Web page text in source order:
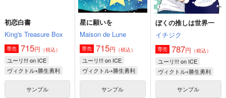
初恋白書
King's Treasure Box
専売 715円 （税込）
ユーリ!!! on ICE
ヴィクトル×勝生勇利
サンプル
星に願いを
Maison de Lune
専売 715円 （税込）
ユーリ!!! on ICE
ヴィクトル×勝生勇利
サンプル
ぼくの推しは世界一
イチジク
専売 787円 （税込）
ユーリ!!! on ICE
ヴィクトル×勝生勇利
サンプル